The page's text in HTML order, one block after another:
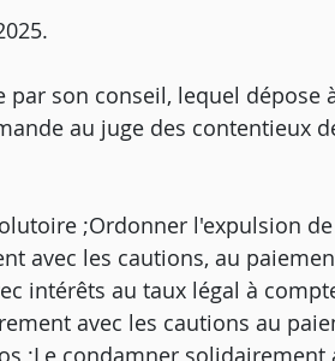
par son conseil, lequel dépose
au juge des contentieux
;Ordonner l'expulsion
avec les cautions, au
intérêts au taux légal à
avec les cautions au
;Le condamner solidairement